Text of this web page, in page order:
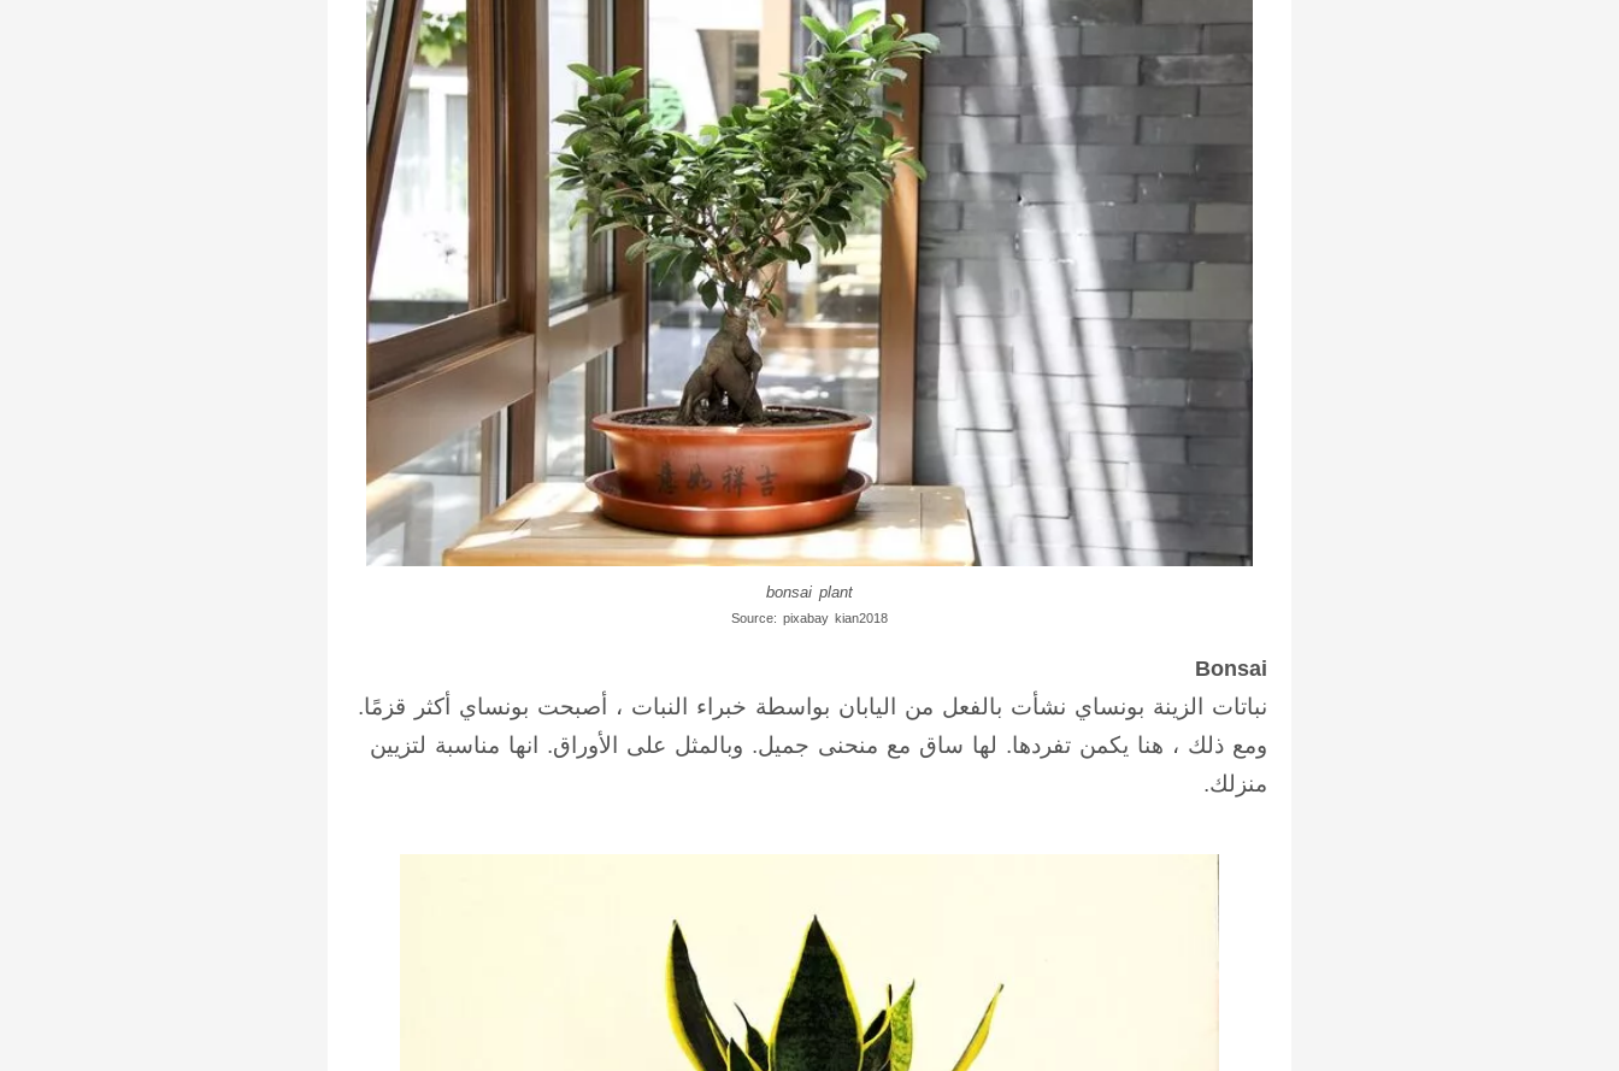
bonsai plant
Source: pixabay kian2018
Bonsai
نباتات الزينة بونساي نشأت بالفعل من اليابان بواسطة خبراء النبات ، أصبحت بونساي أكثر قزمًا.
ومع ذلك ، هنا يكمن تفردها. لها ساق مع منحنى جميل. وبالمثل على الأوراق. انها مناسبة لتزيين
منزلك.